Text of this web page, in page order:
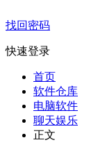
找回密码
快速登录
首页
软件仓库
电脑软件
聊天娱乐
正文